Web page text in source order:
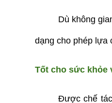
Dù không
dạng cho phép lựa
Tốt cho sức khỏe
Được chế